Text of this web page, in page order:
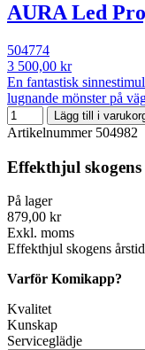
AURA Led
504774
3 500,00 kr
En fantastisk
lugnande mönster på
Lägg till i
Artikelnummer 504982
Effekthjul
På lager
879,00 kr
Exkl. moms
Effekthjul skogens
Varför Komikapp?
Kvalitet
Kunskap
Serviceglädje